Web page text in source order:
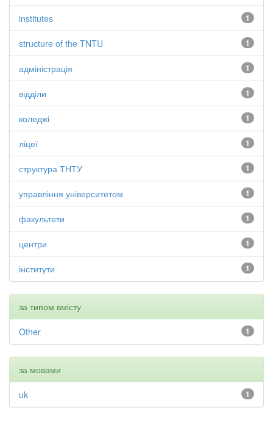
1
institutes
1
structure of the TNTU
1
адміністрація
1
відділи
1
коледжі
1
ліцеї
1
структура ТНТУ
1
управління університетом
1
факультети
1
центри
1
інститути
за типом вмісту
1
Other
за мовами
1
uk